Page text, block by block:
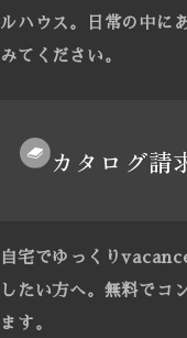
ルハウス。
日常の中に
みてください。
カタログ請
自宅でゆっくり
したい方へ。 無料でコ
ます。